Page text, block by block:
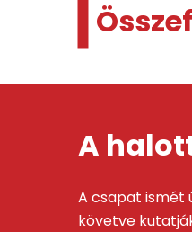
A
A csapat ismét
követve